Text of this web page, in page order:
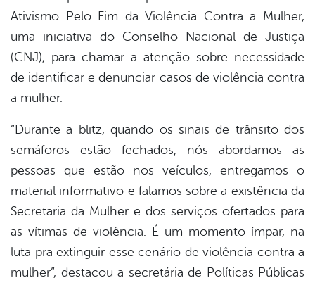
Ativismo Pelo Fim da Violência Contra a Mulher,
uma iniciativa do Conselho Nacional de Justiça
(CNJ), para chamar a atenção sobre necessidade
de identificar e denunciar casos de violência contra
a mulher.
“Durante a blitz, quando os sinais de trânsito dos
semáforos estão fechados, nós abordamos as
pessoas que estão nos veículos, entregamos o
material informativo e falamos sobre a existência da
Secretaria da Mulher e dos serviços ofertados para
as vítimas de violência. É um momento ímpar, na
luta pra extinguir esse cenário de violência contra a
mulher”, destacou a secretária de Políticas Públicas